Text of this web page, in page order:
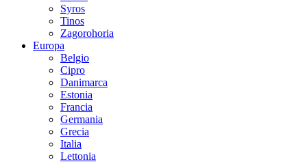
Syros
Tinos
Zagorohoria
Europa
Belgio
Cipro
Danimarca
Estonia
Francia
Germania
Grecia
Italia
Lettonia